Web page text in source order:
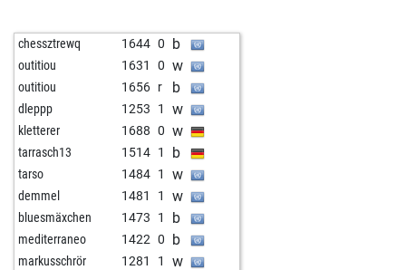
chessztrewq 1644 0 b
outitiou 1631 0 w
outitiou 1656 r b
dleppp 1253 1 w
kletterer 1688 0 w
tarrasch13 1514 1 b
tarso 1484 1 w
demmel 1481 1 w
bluesmäxchen 1473 1 b
mediterraneo 1422 0 b
markusschrör 1281 1 w